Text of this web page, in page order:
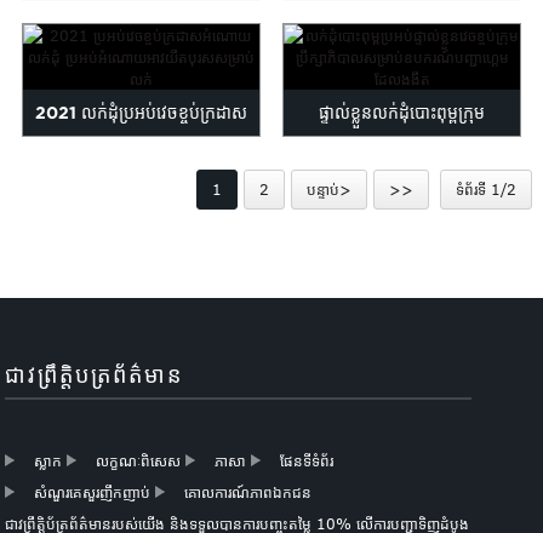
ជាប់លាប់ជាមួយមាស ... Box- ចិនសុភ ...
2021 លក់ដុំប្រអប់វេចខ្ចប់ក្រដាស ផ្ទាល់ខ្លួនលក់ដុំបោះពុម្ពក្រុម
1 2 បន្ទាប់> >> ទំព័រទី 1/2
ជាវព្រឹត្តិបត្រព័ត៌មាន
ស្លាក លក្ខណៈពិសេស ភាសា
ផែនទីទំព័រ
សំណួរគេសួរញឹកញាប់
គោលការណ៍​ភាព​ឯកជន
ជាវព្រឹត្តិប័ត្រព័ត៌មានរបស់យើង និងទទួលបានការបញ្ចុះតម្លៃ 10% លើការបញ្ជាទិញដំបូង